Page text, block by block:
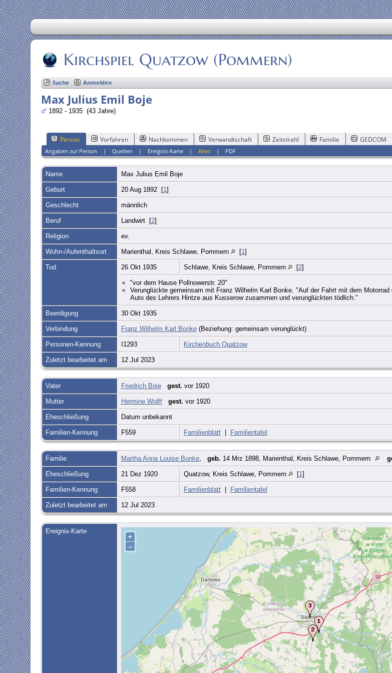
Kirchspiel Quatzow (Pommern)
Suche Anmelden
Max Julius Emil Boje
1892 - 1935 (43 Jahre)
Person Vorfahren Nachkommen Verwandtschaft Zeitstrahl Familie GEDCOM
Angaben zur Person |Quellen | Ereignis-Karte |Alles | PDF
Name Max Julius Emil Boje
Geburt 20 Aug 1892 [1 ]
Geschlecht männlich
Beruf Landwirt [2]
Religion ev.
Wohn-/Aufenthaltsort Marienthal, Kreis Schlawe, Pommern [1 ]
Tod 26 Okt 1935 Schlawe, Kreis Schlawe, Pommern [2]
"vor dem Hause Pollnowerstr. 20"
Verunglückte gemeinsam mit Franz Wilhelm Karl Bonke. "Auf der Fahrt mit dem
Auto des Lehrers Hintze aus Kusserow zusammen und verunglückten tödlich."
Beerdigung 30 Okt 1935
Verbindung Franz Wilhelm Karl Bonke(Beziehung: gemeinsam verunglückt)
Personen-Kennung I1293 Kirchenbuch Quatzow
Zuletzt bearbeitet am 12 Jul 2023
Vater Friedrich Boje gest. vor 1920
Mutter Hermine Wolff gest. vor 1920
Eheschließung Datum unbekannt
Familien-Kennung F559 Familienblatt| Familientafel
Familie Martha Anna Louise Bonke, geb. 14 Mrz 1898, Marienthal, Kreis Schlawe, Pommern
Eheschließung 21 Dez 1920 Quatzow, Kreis Schlawe, Pommern [1 ]
Familien-Kennung F558 Familienblatt| Familientafel
Zuletzt bearbeitet am 12 Jul 2023
Ereignis-Karte
+
–